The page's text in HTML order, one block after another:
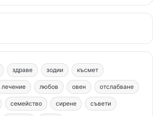
i
t
e
r
e
o
T
u
b
e
n
t
a
g
r
k
c
m
здраве зодии късмет
лечение любов овен отслабване
семейство сирене съвети